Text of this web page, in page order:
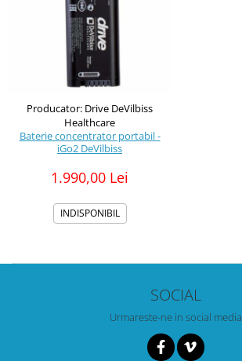
Producator: Drive DeVilbiss
Healthcare
Baterie concentrator portabil -
iGo2 DeVilbiss
1.990,00 Lei
INDISPONIBIL
SOCIAL
Urmareste-ne in social media